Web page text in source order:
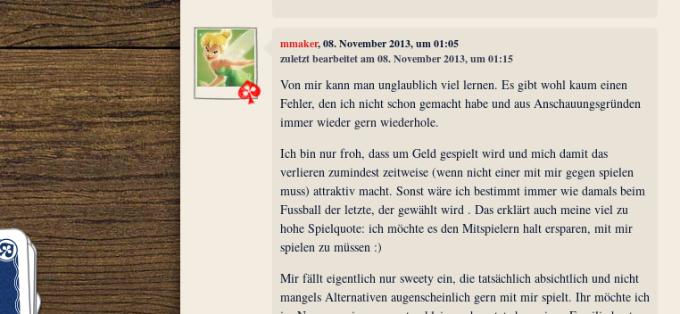
mmaker, 08. November 2013, um 01:05
zuletzt bearbeitet am 08. November 2013, um 01:15
Von mir kann man unglaublich viel lernen. Es gibt wohl kaum einen
Fehler, den ich nicht schon gemacht habe und aus Anschauungsgründen
immer wieder gern wiederhole.
Ich bin nur froh, dass um Geld gespielt wird und mich damit das
verlieren zumindest zeitweise (wenn nicht einer mit mir gegen spielen
muss) attraktiv macht. Sonst wäre ich bestimmt immer wie damals beim
Fussball der letzte, der gewählt wird . Das erklärt auch meine viel zu
hohe Spielquote: ich möchte es den Mitspielern halt ersparen, mit mir
spielen zu müssen :)
Mir fällt eigentlich nur sweety ein, die tatsächlich absichtlich und nicht
mangels Alternativen augenscheinlich gern mit mir spielt. Ihr möchte ich